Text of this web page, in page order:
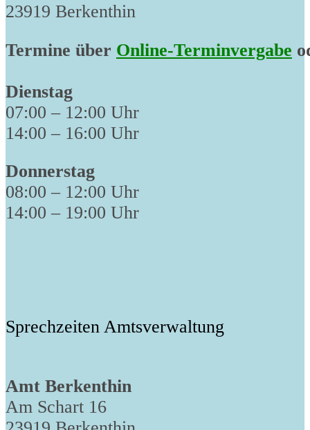
23919 Berkenthin
Termine über Online-Terminvergabe
Dienstag
07:00 – 12:00 Uhr
14:00 – 16:00 Uhr
Donnerstag
08:00 – 12:00 Uhr
14:00 – 19:00 Uhr
Sprechzeiten Amtsverwaltung
Amt Berkenthin
Am Schart 16